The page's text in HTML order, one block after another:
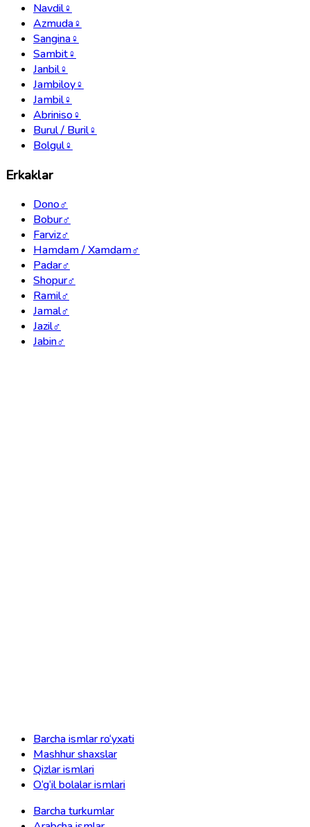
Navdil♀
Azmuda♀
Sangina♀
Sambit♀
Janbil♀
Jambiloy♀
Jambil♀
Abriniso♀
Burul / Buril♀
Bolgul♀
Erkaklar
Dono♂
Bobur♂
Farviz♂
Hamdam / Xamdam♂
Padar♂
Shopur♂
Ramil♂
Jamal♂
Jazil♂
Jabin♂
Barcha ismlar ro‘yxati
Mashhur shaxslar
Qizlar ismlari
O‘g‘il bolalar ismlari
Barcha turkumlar